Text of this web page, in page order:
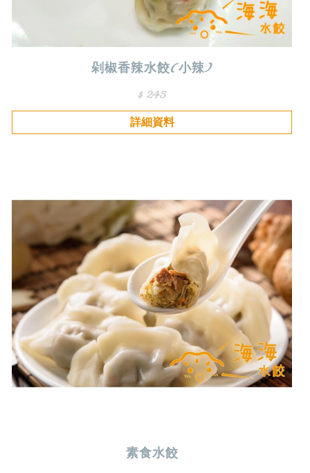
剁椒香辣水餃(小辣)
$ 245
詳細資料
素食水餃